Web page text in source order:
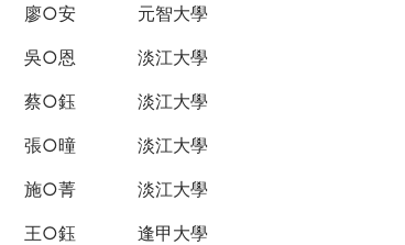
廖○安 元智大學
吳○恩 淡江大學
蔡○鈺 淡江大學
張○曈 淡江大學
施○菁 淡江大學
王○鈺 逢甲大學